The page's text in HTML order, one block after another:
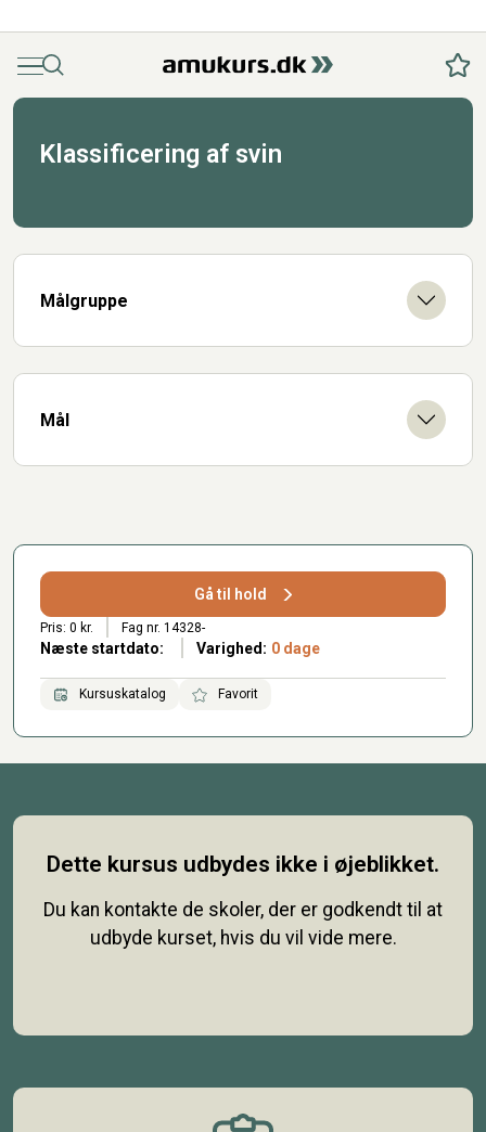
MenuSøg
Klassificering af svin
Målgruppe
Mål
Gå til hold
Pris: 0 kr. Fag nr. 14328-
Næste startdato: Varighed: 0 dage
Kursuskatalog Favorit
Dette kursus udbydes ikke i øjeblikket.
Du kan kontakte de skoler, der er godkendt til at
udbyde kurset, hvis du vil vide mere.